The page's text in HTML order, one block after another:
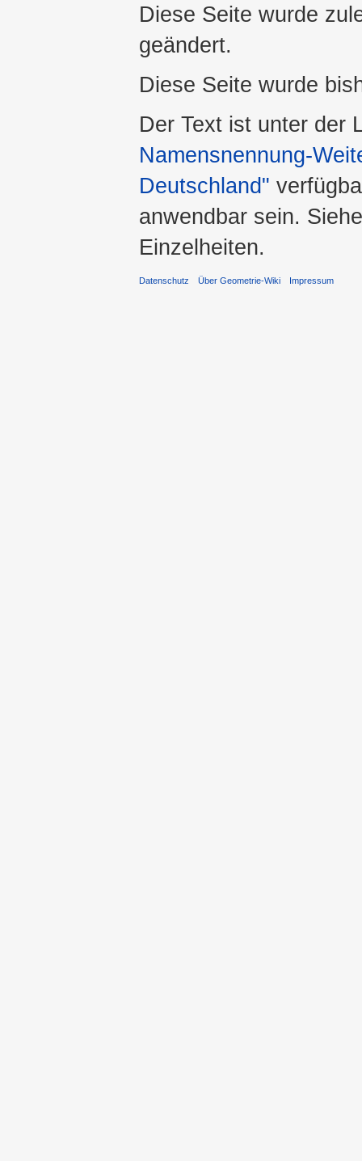
Diese Seite wurde
geändert.
Diese Seite wurde
Der Text ist unter der
Namensnennung-
Deutschland"
anwendbar sein.
Einzelheiten.
Datenschutz Über Geometrie-Wiki Impressum